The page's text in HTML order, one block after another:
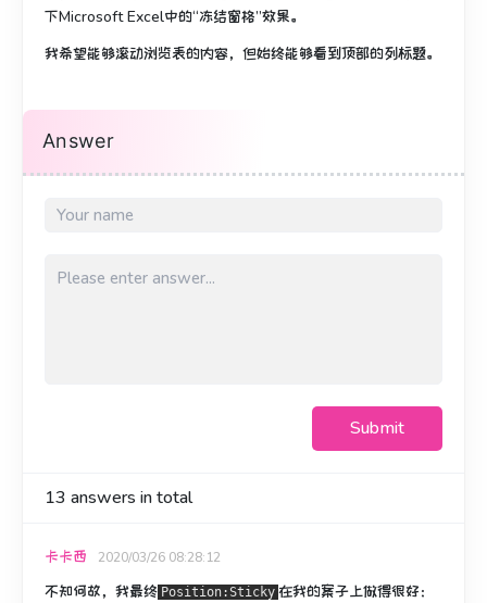
下Microsoft Excel中的“冻结窗格”效果。
我希望能够滚动浏览表的内容，但始终能够看到顶部的列标题。
Answer
Submit
13 answers in total
卡卡西 2020/03/26 08:28:12
不知何故，我最终 Position:Sticky 在我的案子上做得很好：